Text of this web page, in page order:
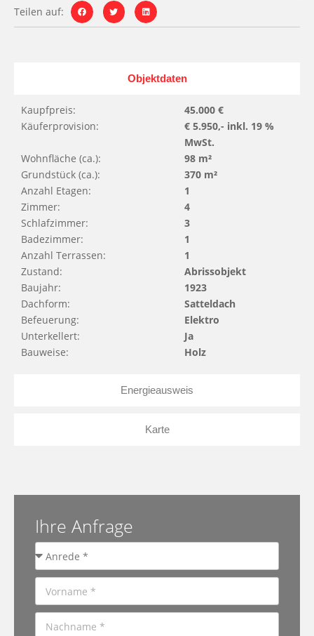
Teilen auf:
Objektdaten
Energieausweis
Karte
Kaupfpreis:
45.000 €
Käuferprovision:
€ 5.950,- inkl. 19 %
MwSt.
Wohnfläche (ca.):
98 m²
Grundstück (ca.):
370 m²
Anzahl Etagen:
1
Zimmer:
4
Schlafzimmer:
3
Badezimmer:
1
Anzahl Terrassen:
1
Zustand:
Abrissobjekt
Baujahr:
1923
Dachform:
Satteldach
Befeuerung:
Elektro
Unterkellert:
Ja
Bauweise:
Holz
Ihre Anfrage